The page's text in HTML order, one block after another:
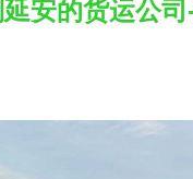
安的货运公